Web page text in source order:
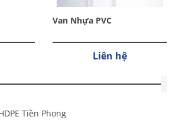
Van Nhựa PVC
Liên hệ
Tiền Phong